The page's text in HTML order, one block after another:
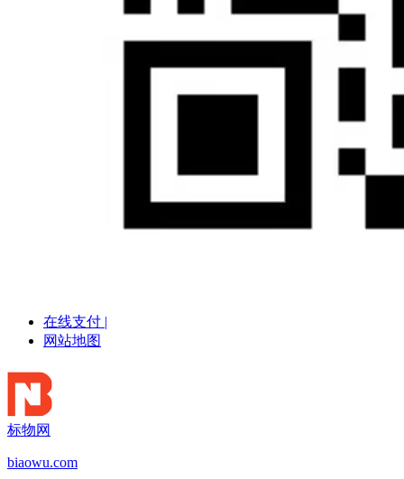
在线支付 |
网站地图
标物网
biaowu.com